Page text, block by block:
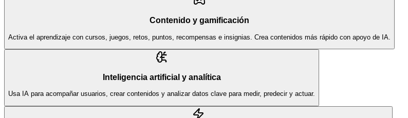
Contenido y gamificación
Activa el aprendizaje con cursos, juegos, retos, puntos, recompensas e insignias. Crea contenidos más rápido con apoyo de IA.
Inteligencia artificial y analítica
Usa IA para acompañar usuarios, crear contenidos y analizar datos clave para medir, predecir y actuar.